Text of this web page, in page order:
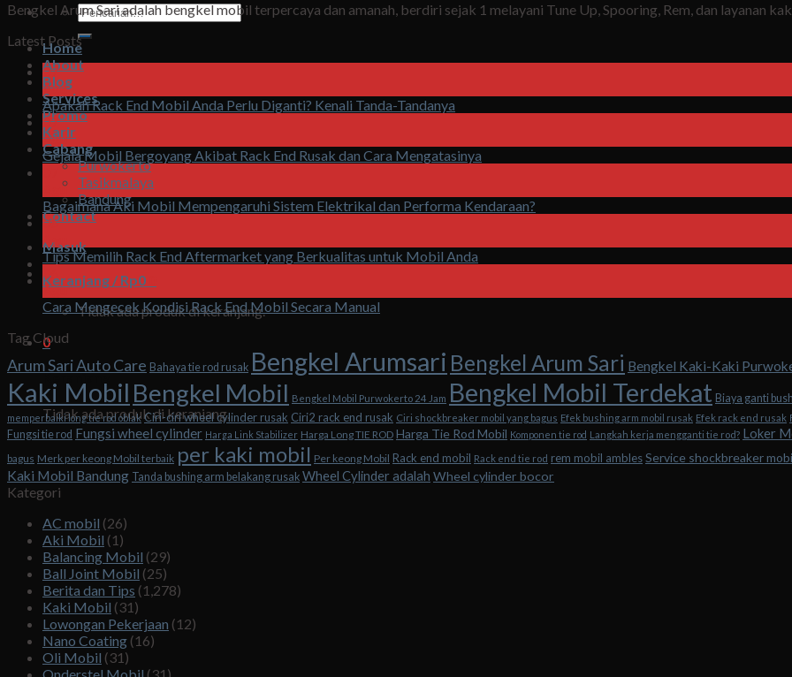
Pencarian
untuk:
Home
About
Blog
Services
Promo
Karir
Cabang
Purwokerto
Tasikmalaya
Bandung
Contact
Masuk
Keranjang / Rp0
Tidak ada produk di keranjang.
0
Keranjang
Tidak ada produk di keranjang.
Bengkel Arum Sari adalah bengkel mobil terpercaya dan amanah, berdiri sejak 1 melayani Tune Up, Spooring, Rem, dan layanan
Latest Posts
07
Agu
Apakah Rack End Mobil Anda Perlu Diganti? Kenali Tanda-Tandanya
07
Agu
Gejala Mobil Bergoyang Akibat Rack End Rusak dan Cara Mengatasinya
Agu
Bagaimana Aki Mobil Mempengaruhi Sistem Elektrikal dan Performa Kendaraan?
06
Agu
Tips Memilih Rack End Aftermarket yang Berkualitas untuk Mobil Anda
06
Agu
Cara Mengecek Kondisi Rack End Mobil Secara Manual
Tag Cloud
Arum Sari Auto Care Bahaya tie rod rusak Bengkel Arumsari Bengkel Arum Sari Bengkel Kaki-Kaki
Kaki Mobil Bengkel Mobil Bengkel Mobil Purwokerto 24 Jam Bengkel Mobil Terdekat Biaya ganti
memperbaiki long tie rod oblak Ciri-ciri wheel cylinder rusak Ciri2 rack end rusak Ciri shockbreaker mobil yang bagus Efek bushing arm mobil rusak Efek rack end rusak
Fungsi tie rod Fungsi wheel cylinder Harga Link Stabilizer Harga Long TIE ROD Harga Tie Rod Mobil Komponen tie rod Langkah kerja mengganti tie rod? Loker
bagus Merk per keong Mobil terbaik per kaki mobil Per keong Mobil Rack end mobil Rack end tie rod rem mobil amblesService shockbreaker
Kaki Mobil Bandung Tanda bushing arm belakang rusak Wheel Cylinder adalah Wheel cylinder bocor
Kategori
AC mobil (26)
Aki Mobil (1)
Balancing Mobil (29)
Ball Joint Mobil (25)
Berita dan Tips (1,278)
Kaki Mobil (31)
Lowongan Pekerjaan (12)
Nano Coating (16)
Oli Mobil (31)